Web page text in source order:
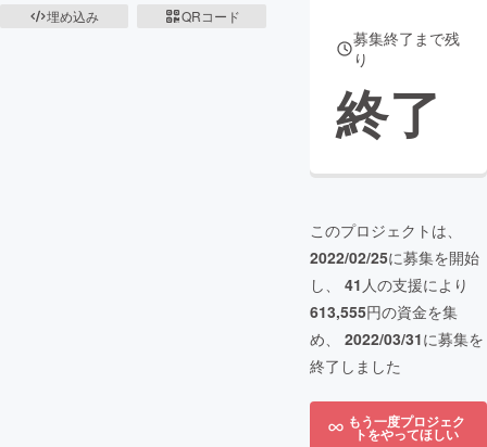
埋め込み
QRコード
募集終了まで残
り
終了
このプロジェクトは、
2022/02/25に募集を開始
し、 41 人の支援により
613,555円の資金を集
め、 2022/03/31に募集を
終了しました
もう一度プロジェク
トをやってほしい